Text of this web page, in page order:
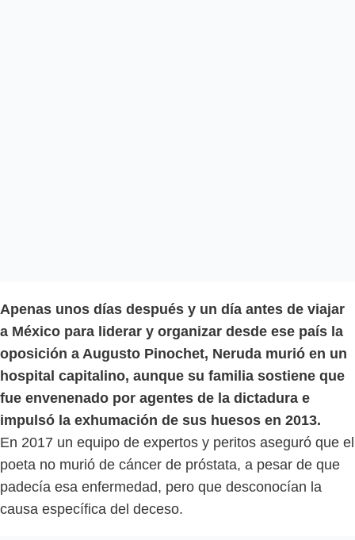
Apenas unos días después y un día antes de viajar
a México para liderar y organizar desde ese país la
oposición a Augusto Pinochet, Neruda murió en un
hospital capitalino, aunque su familia sostiene que
fue envenenado por agentes de la dictadura e
impulsó la exhumación de sus huesos en 2013.
En 2017 un equipo de expertos y peritos aseguró que el
poeta no murió de cáncer de próstata, a pesar de que
padecía esa enfermedad, pero que desconocían la
causa específica del deceso.